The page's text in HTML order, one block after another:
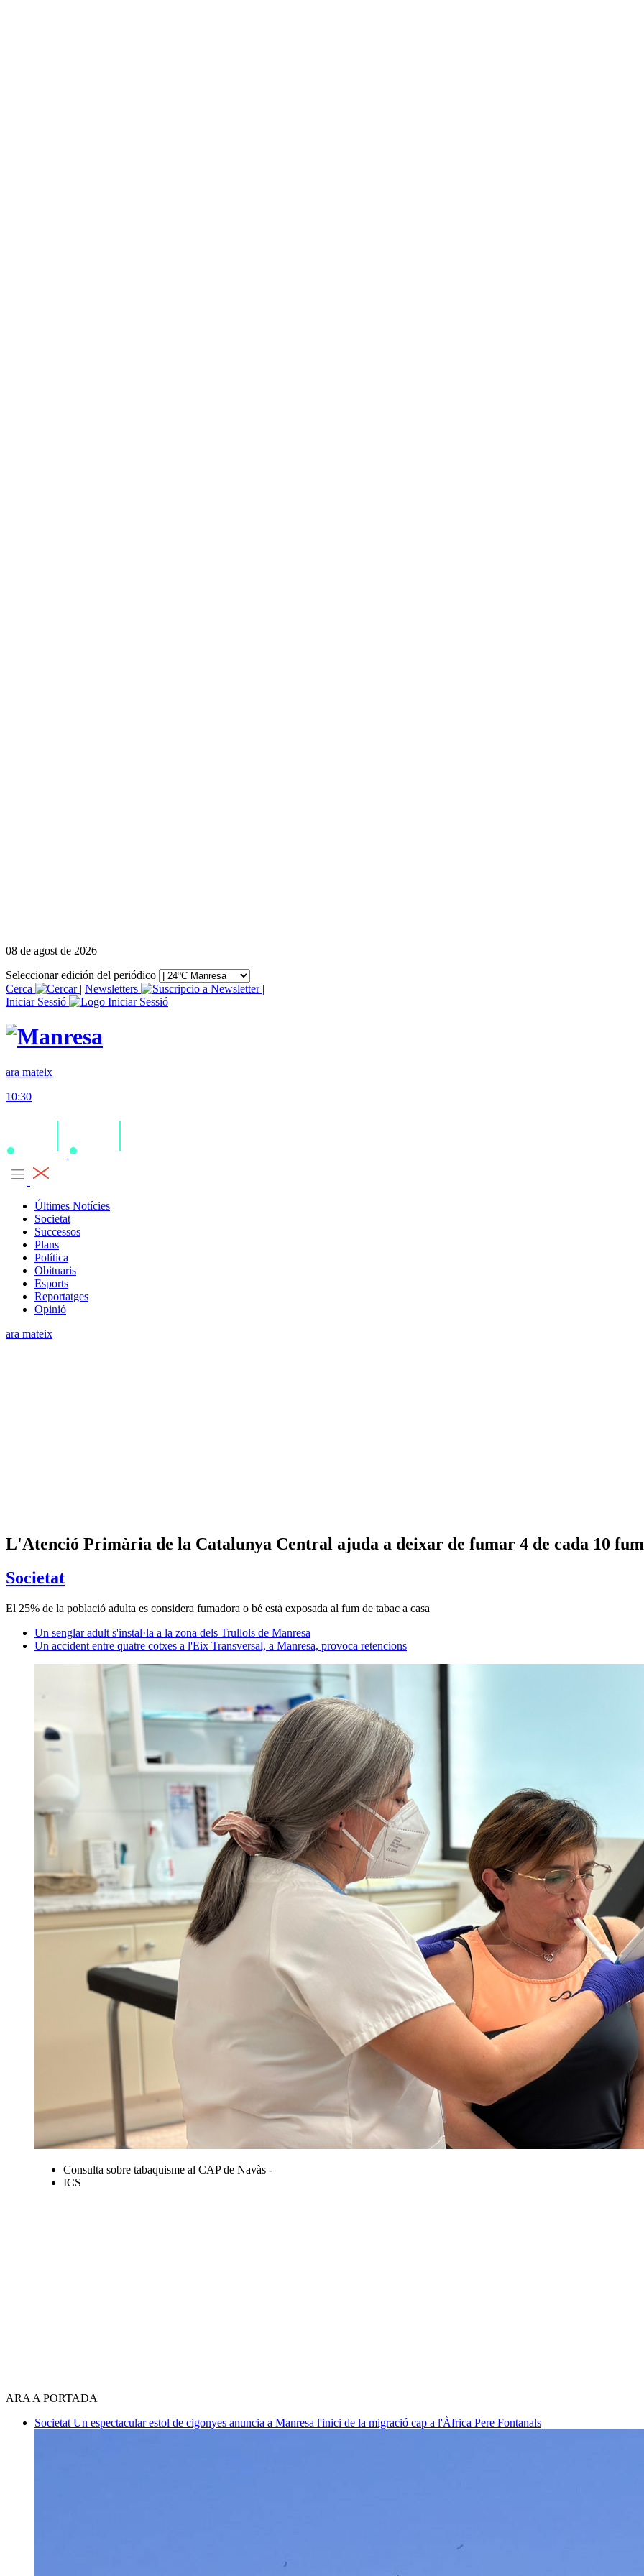
08 de agost de 2026
Seleccionar edición del periódico
Cerca
| Newsletters
|
Iniciar Sessió
ara mateix
10:30
Últimes Notícies
Societat
Successos
Plans
Política
Obituaris
Esports
Reportatges
Opinió
ara mateix
L'Atenció Primària de la Catalunya Central ajuda a deixar de fumar 4 de cada 10
Societat
El 25% de la població adulta es considera fumadora o bé està exposada al fum de tabac a casa
Un senglar adult s'instal·la a la zona dels Trullols de Manresa
Un accident entre quatre cotxes a l'Eix Transversal, a Manresa, provoca retencions
Consulta sobre tabaquisme al CAP de Navàs -
ICS
ARA A PORTADA
Societat Un espectacular estol de cigonyes anuncia a Manresa l'inici de la migració cap a l'Àfrica Pere Fontanals